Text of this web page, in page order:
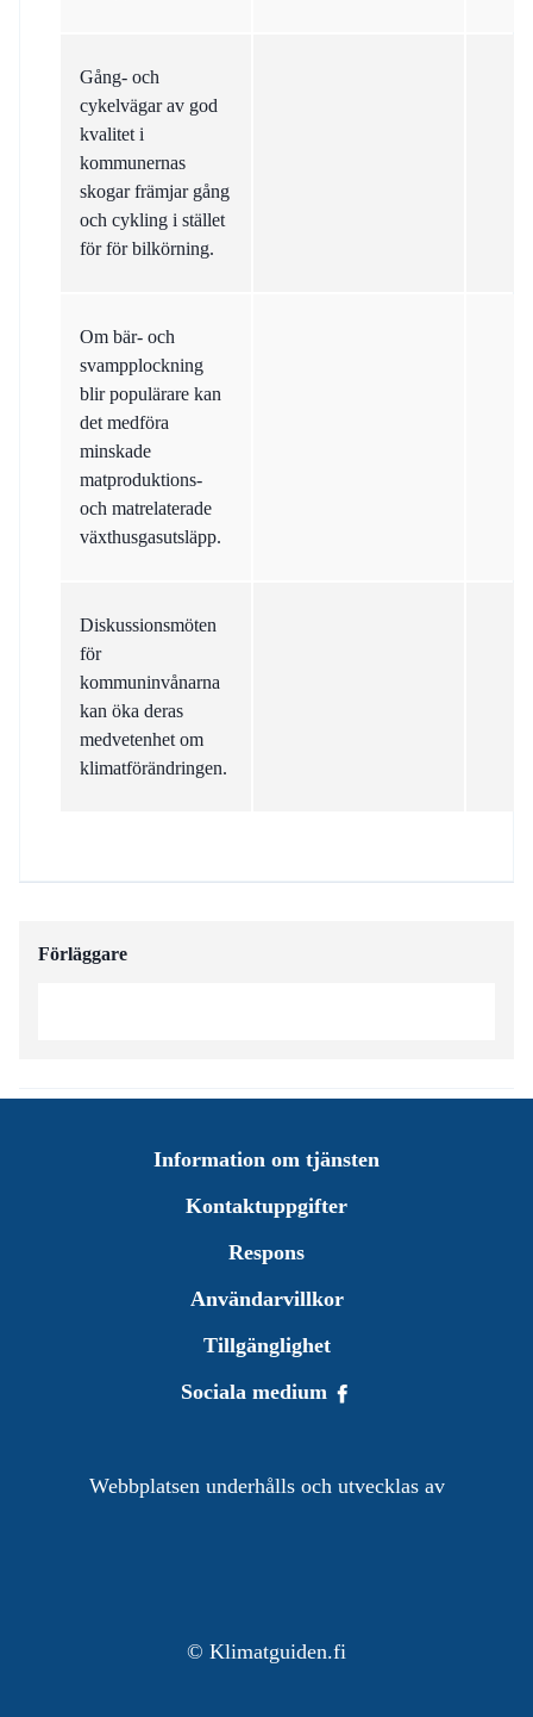
Gång- och
cykelvägar av god
kvalitet i
kommunernas
skogar främjar gång
och cykling i stället
för för bilkörning.
Om bär- och
svampplockning
blir populärare kan
det medföra
minskade
matproduktions-
och matrelaterade
växthusgasutsläpp.
Diskussionsmöten
för
kommuninvånarna
kan öka deras
medvetenhet om
klimatförändringen.
Förläggare
Information om tjänsten
Kontaktuppgifter
Respons
Användarvillkor
Tillgänglighet
Sociala medium
Webbplatsen underhålls och utvecklas av
© Klimatguiden.fi